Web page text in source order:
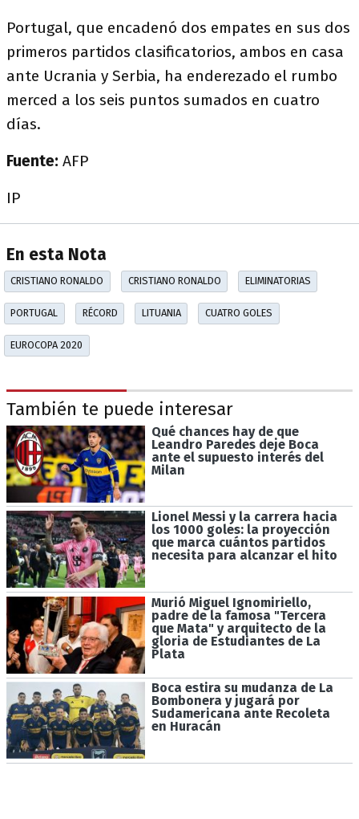
Portugal, que encadenó dos empates en sus dos
primeros partidos clasificatorios, ambos en casa
ante Ucrania y Serbia, ha enderezado el rumbo
merced a los seis puntos sumados en cuatro
días.
Fuente: AFP
IP
En esta Nota
CRISTIANO RONALDO CRISTIANO RONALDO ELIMINATORIAS
PORTUGAL RÉCORD LITUANIA CUATRO GOLES
EUROCOPA 2020
También te puede interesar
Qué chances hay de que
Leandro Paredes deje Boca
ante el supuesto interés del
Milan
Lionel Messi y la carrera hacia
los 1000 goles: la proyección
que marca cuántos partidos
necesita para alcanzar el hito
Murió Miguel Ignomiriello,
padre de la famosa "Tercera
que Mata" y arquitecto de la
gloria de Estudiantes de La
Plata
Boca estira su mudanza de La
Bombonera y jugará por
Sudamericana ante Recoleta
en Huracán